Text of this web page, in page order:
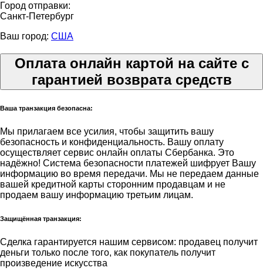
Город отправки:
Санкт-Петербург
Ваш город: США
Оплата онлайн картой на сайте с
гарантией возврата средств
Ваша транзакция безопасна:
Мы прилагаем все усилия, чтобы защитить вашу
безопасность и конфиденциальность. Вашу оплату
осуществляет сервис онлайн оплаты Сбербанка. Это
надёжно! Система безопасности платежей шифрует Вашу
информацию во время передачи. Мы не передаем данные
вашей кредитной карты сторонним продавцам и не
продаем вашу информацию третьим лицам.
Защищённая транзакция:
Сделка гарантируется нашим сервисом: продавец получит
деньги только после того, как покупатель получит
произведение искусства